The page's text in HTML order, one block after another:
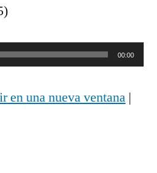
00:00
en una nueva ventana |